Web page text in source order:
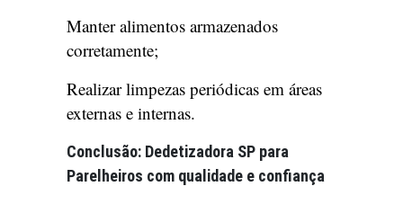
Manter alimentos armazenados
corretamente;
Realizar limpezas periódicas em áreas
externas e internas.
Conclusão: Dedetizadora SP para
Parelheiros com qualidade e confiança